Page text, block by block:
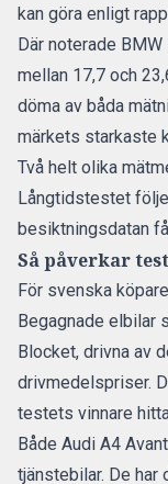
kan göra enligt
Där noterade
mellan 17,7 och
döma av båda
märkets starkaste
Två helt olika
Långtidstestet
besiktningsdatan
Så påverkar
För svenska
Begagnade elbilar
Blocket, drivna av
drivmedelspriser.
testets vinnare
Både Audi A4
tjänstebilar. De har